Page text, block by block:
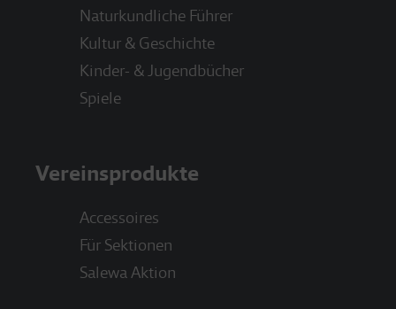
Naturkundliche Führer
Kultur & Geschichte
Kinder- & Jugendbücher
Spiele
Vereinsprodukte
Accessoires
Für Sektionen
Salewa Aktion